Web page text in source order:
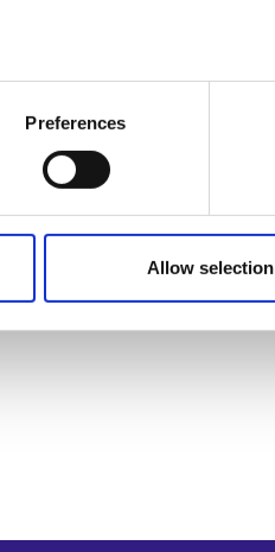
Preferences
Allow selection